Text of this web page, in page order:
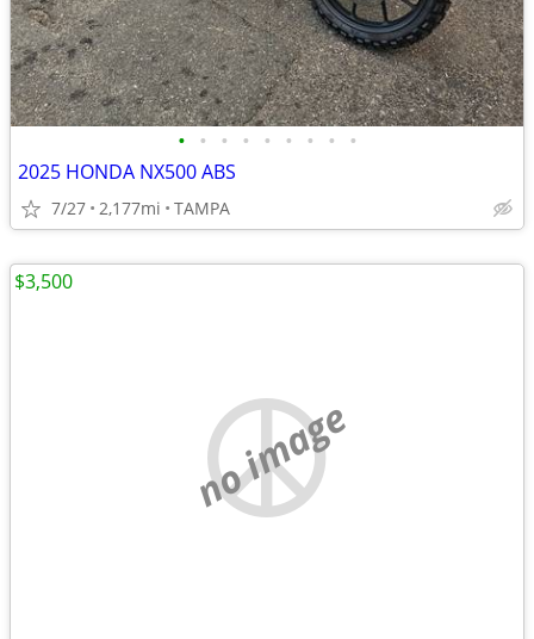
• • • • • • • • •
2025 HONDA NX500 ABS
7/27 2,177mi TAMPA
no image
$3,500